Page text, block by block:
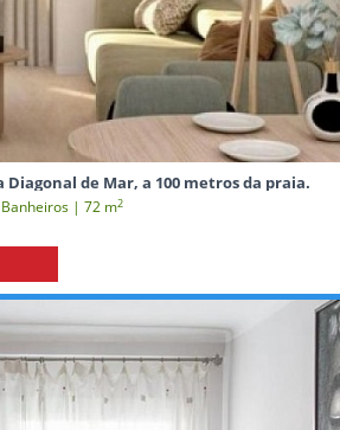
de Mar, a 100 metros da praia.
| 72 m2